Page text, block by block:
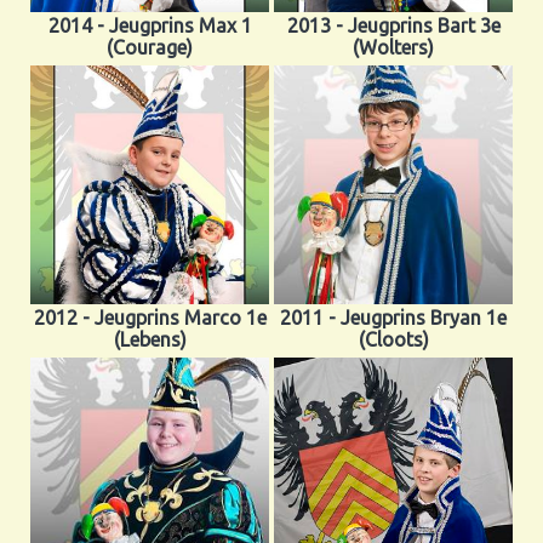
2014 - Jeugprins Max 1
(Courage)
2013 - Jeugprins Bart 3e
(Wolters)
2012 - Jeugprins Marco 1e
(Lebens)
2011 - Jeugprins Bryan 1e
(Cloots)